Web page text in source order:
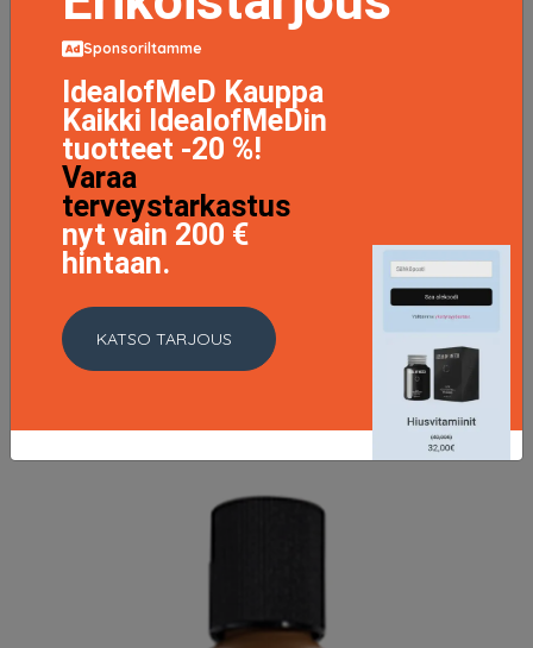
Eco Therapy Revive Duo, Maria Nila Shampoo
55.71 EUR
LISÄTIETOJA
Sponsoriltamme
IdealofMeD Kauppa
Kaikki IdealofMeDin
tuotteet -20 %!
Varaa
terveystarkastus
nyt vain 200 €
hintaan.
KATSO TARJOUS